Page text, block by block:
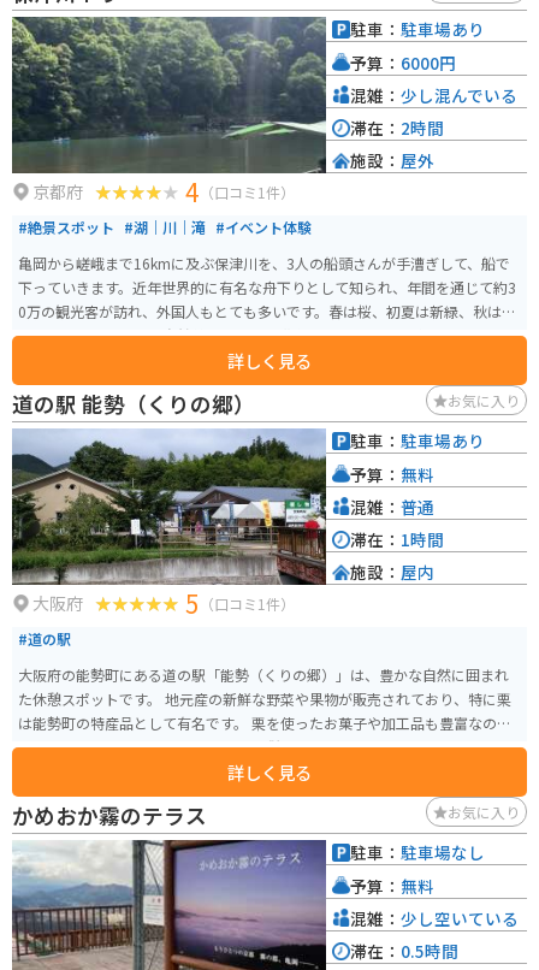
ます。 【おすすめポイント】 * 亀岡市内や近隣地域の特産品が購入できる *
新鮮な地元野菜が購入できる * バイクスタンドがあるので、ツーリングの休
憩に最適 * レストランでは地元食材を使った料理が楽しめる 【周辺情報】 *
湯の花温泉 * るり渓 【その他】 * 住所：京都府亀岡市曽我部町北条大谷1-1 *
電話番号：0771-22-0690 * 駐車場：大型車12台、普通車70台 * 休館日：年中
無休
京都府 4 （口コミ1件）
#絶景スポット #湖｜川｜滝 #イベント体験
亀岡から嵯峨まで16kmに及ぶ保津川を、3人の船頭さんが手漕ぎして、船で
下っていきます。近年世界的に有名な舟下りとして知られ、年間を通じて約3
0万の観光客が訪れ、外国人もとても多いです。春は桜、初夏は新緑、秋は紅
葉と、四季それぞれの自然美とスリルを満喫できるアクティビティです。
詳しく見る
駐車： 駐車場あり
予算： 6000円
混雑： 少し混んでいる
滞在： 2時間
施設： 屋外
道の駅 能勢（くりの郷） お気に入り
大阪府 5 （口コミ1件）
#道の駅
大阪府の能勢町にある道の駅「能勢（くりの郷）」は、豊かな自然に囲まれ
た休憩スポットです。 地元産の新鮮な野菜や果物が販売されており、特に栗
は能勢町の特産品として有名です。 栗を使ったお菓子や加工品も豊富なの
で、お土産探しにも最適です。 また、併設されているレストランでは、地元
食材をふんだんに使った料理を楽しむことができます。 バイクで訪れる場
合、道の駅には広々とした駐車場が完備されているので安心です。 周辺に
は、自然豊かな観光スポットが点在しており、ツーリングの拠点としてもお
すすめです。 例えば、国定公園に指定されている「箕面の滝」は、迫力満点
の景観を楽しむことができます。 また、能勢温泉などの温泉施設も充実して
おり、ツーリングの疲れを癒すのにも最適です。
詳しく見る
駐車： 駐車場あり
予算： 無料
混雑： 普通
滞在： 1時間
施設： 屋内
かめおか霧のテラス お気に入り
駐車： 駐車場なし
予算： 無料
混雑： 少し空いている
滞在： 0.5時間